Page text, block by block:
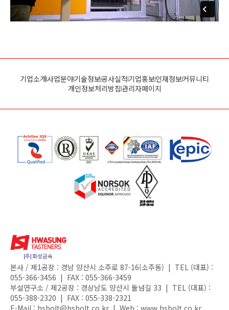
기업소개사업분야기술정보공사실적 기업홍보인재정보커뮤니티
개인정보처리방침관리자페이지
본사 / 제1공장 : 경남 양산시 소주로 87-16(소주동) | TEL (대표) :
055-366-3456 | FAX : 055-366-3459
부설연구소 / 제2공장 : 경상남도 양산시 둘넘길 33 | TEL (대표) :
055-388-2320 | FAX : 055-338-2321
E-Mail : hsbolt@hsbolt.co.kr | Web : www.hsbolt.co.kr